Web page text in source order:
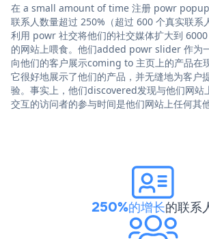
在 a small amount of time 注册 powr
联系人数量超过 250%（超过 600 个真实联
利用 powr 社交将他们的社交媒体扩大到
的网站上喂食。他们added powr slider 作为
向他们的客户展示coming to 主页上的产品在
它很好地展示了他们的产品，并无缝地为客户
验。事实上，他们discovered发现与他们网站
交互的访问者的参与时间是他们网站上任何其
250%的增长的联系